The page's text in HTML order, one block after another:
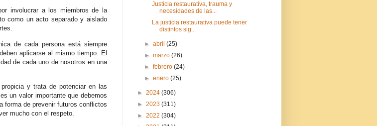
involucrar a los miembros de la
como un acto separado y aislado
de cada persona está siempre
aplicarse al mismo tiempo. El
de cada uno de nosotros en una
y trata de potenciar en las
un valor importante que debemos
forma de prevenir futuros conflictos
mucho con el respeto.
Justicia restaurativa, trauma y
necesidades de las...
La justicia restaurativa puede tener
distintos sig...
►abril(25)
►marzo(26)
►febrero(24)
►enero(25)
► 2024 (306)
► 2023 (311)
► 2022 (304)